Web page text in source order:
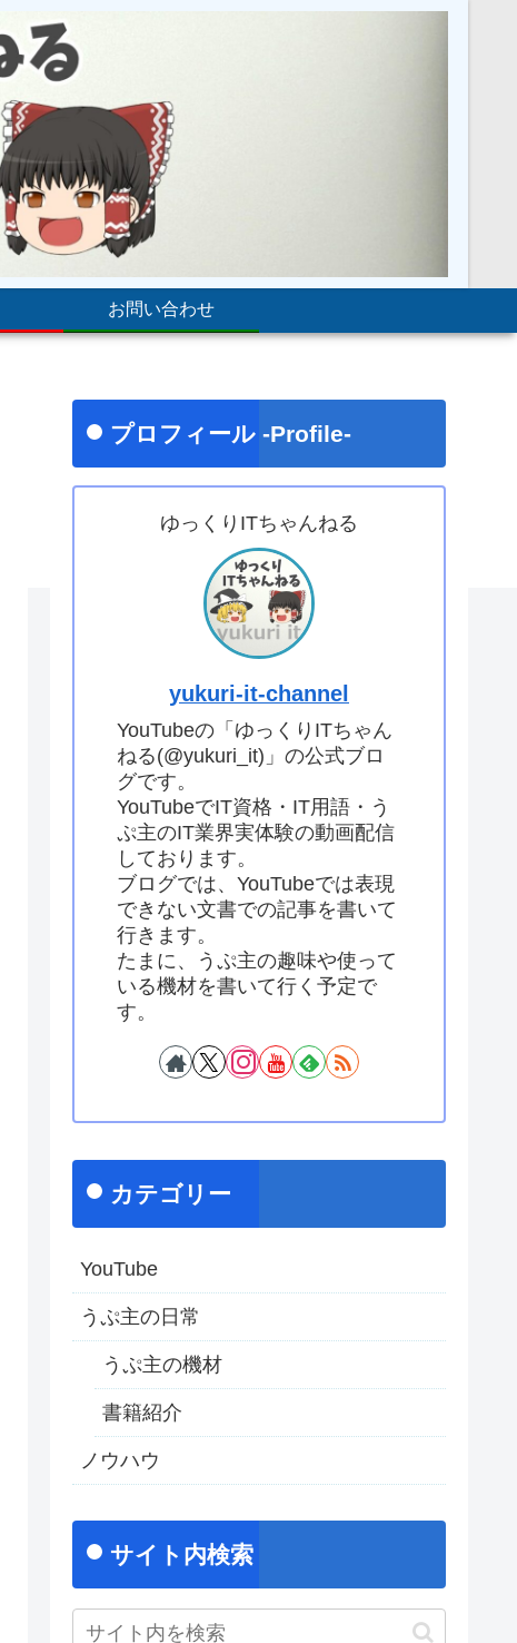
お問い合わせ
プロフィール -Profile-
ゆっくりITちゃんねる
yukuri-it-channel
YouTubeの「ゆっくりITちゃん
ねる(@yukuri_it)」の公式ブロ
グです。
YouTubeでIT資格・IT用語・う
ぷ主のIT業界実体験の動画配信
しております。
ブログでは、YouTubeでは表現
できない文書での記事を書いて
行きます。
たまに、うぷ主の趣味や使って
いる機材を書いて行く予定で
す。
カテゴリー
YouTube
うぷ主の日常
うぷ主の機材
書籍紹介
ノウハウ
サイト内検索